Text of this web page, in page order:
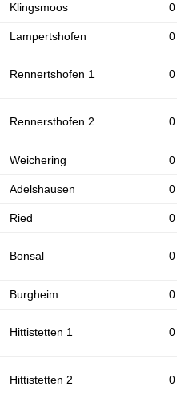
Klingsmoos 0
Lampertshofen 0
Rennertshofen 1 0
Rennersthofen 2 0
Weichering 0
Adelshausen 0
Ried 0
Bonsal 0
Burgheim 0
Hittistetten 1 0
Hittistetten 2 0